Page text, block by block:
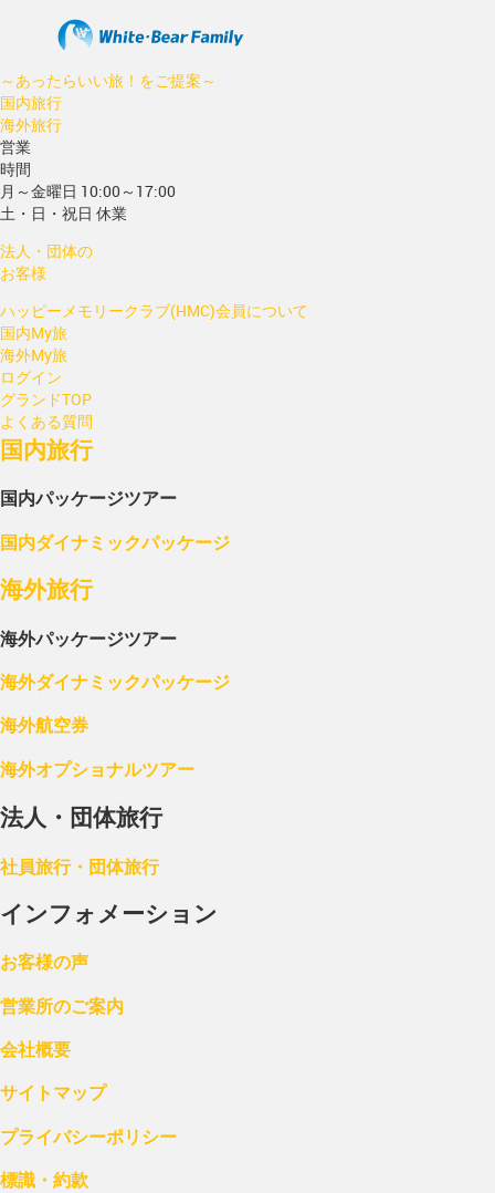
～あったらいい旅！をご提案～
国内旅行
海外旅行
営業
時間
月～金曜日 10:00～17:00
土・日・祝日 休業
法人・団体の
お客様
ハッピーメモリークラブ(HMC)会員について
国内My旅
海外My旅
ログイン
グランドTOP
よくある質問
国内旅行
国内パッケージツアー
国内ダイナミックパッケージ
海外旅行
海外パッケージツアー
海外ダイナミックパッケージ
海外航空券
海外オプショナルツアー
法人・団体旅行
社員旅行・団体旅行
インフォメーション
お客様の声
営業所のご案内
会社概要
サイトマップ
プライバシーポリシー
標識・約款